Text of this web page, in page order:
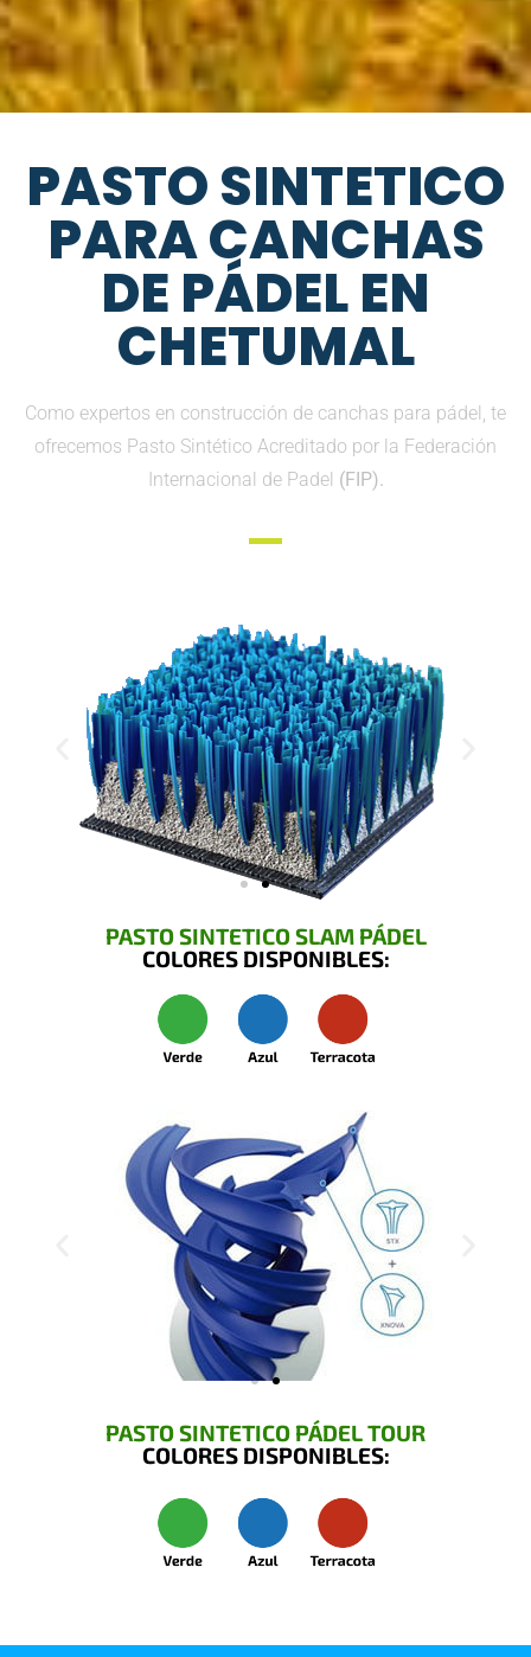
PASTO SINTETICO
PARA CANCHAS
DE PÁDEL EN
CHETUMAL
Como expertos en construcción de canchas para pádel, te
ofrecemos Pasto Sintético Acreditado por la Federación
Internacional de Padel (FIP).
PASTO SINTETICO SLAM PÁDEL
COLORES DISPONIBLES:
PASTO SINTETICO PÁDEL TOUR
COLORES DISPONIBLES: